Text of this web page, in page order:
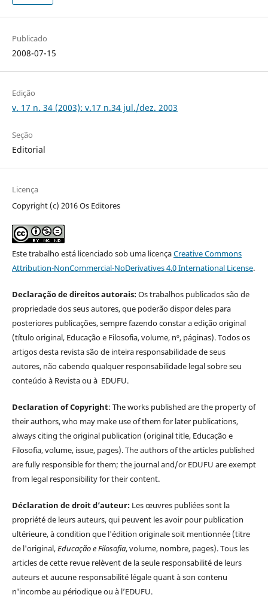
Publicado
2008-07-15
Edição
v. 17 n. 34 (2003): v.17 n.34 jul./dez. 2003
Seção
Editorial
Licença
Copyright (c) 2016 Os Editores
Este trabalho está licenciado sob uma licençaCreative Commons
Attribution-NonCommercial-NoDerivatives 4.0 International License.
Declaração de direitos autorais:Os trabalhos publicados são de
propriedade dos seus autores, que poderão dispor deles para
posteriores publicações, sempre fazendo constar a edição original
(título original, Educação e Filosofia, volume, nº, páginas). Todos os
artigos desta revista são de inteira responsabilidade de seus
autores, não cabendo qualquer responsabilidade legal sobre seu
conteúdo à Revista ou à EDUFU.
Declaration of Copyright: The works published are the property of
their authors, who may make use of them for later publications,
always citing the original publication (original title, Educação e
Filosofia, volume, issue, pages). The authors of the articles published
are fully responsible for them; the journal and/or EDUFU are exempt
from legal responsibility for their content.
Déclaration de droit d’auteur: Les œuvres publiées sont la
propriété de leurs auteurs, qui peuvent les avoir pour publication
ultérieure, à condition que l'édition originale soit mentionnée (titre
de l'original,Educação e Filosofia, volume, nombre, pages). Tous les
articles de cette revue relèvent de la seule responsabilité de leurs
auteurs et aucune responsabilité légale quant à son contenu
n'incombe au périodique ou à l’EDUFU.